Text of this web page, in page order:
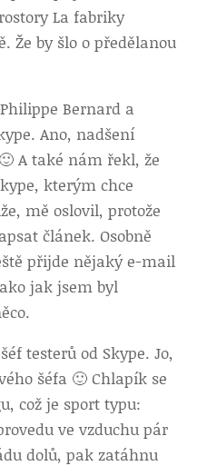
La fabriky
Že by šlo o předělanou
Bernard a
Ano, nadšení
A také nám řekl, že
kterým chce
mě oslovil, protože
článek. Osobně
přijde nějaký e-mail
jak jsem byl
testerů od Skype. Jo,
šéfa 🙂 Chlapík se
což je sport typu:
ve vzduchu pár
dolů, pak zatáhnu